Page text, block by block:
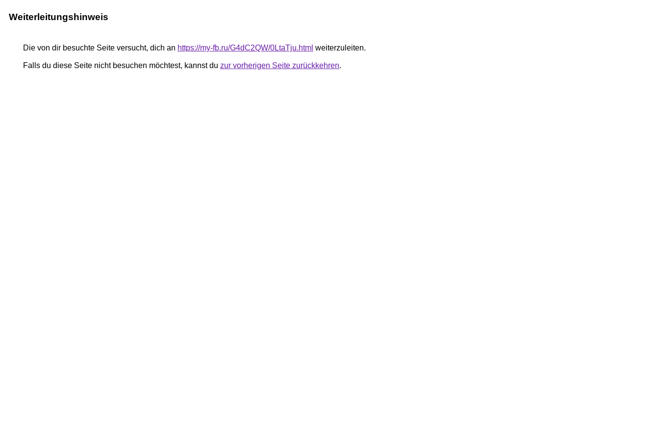
Weiterleitungshinweis
Die von dir besuchte Seite versucht, dich an https://my-fb.ru/G4dC2QW/0LtaTju.html weiterzuleiten.
Falls du diese Seite nicht besuchen möchtest, kannst du zur vorherigen Seite zurückkehren.